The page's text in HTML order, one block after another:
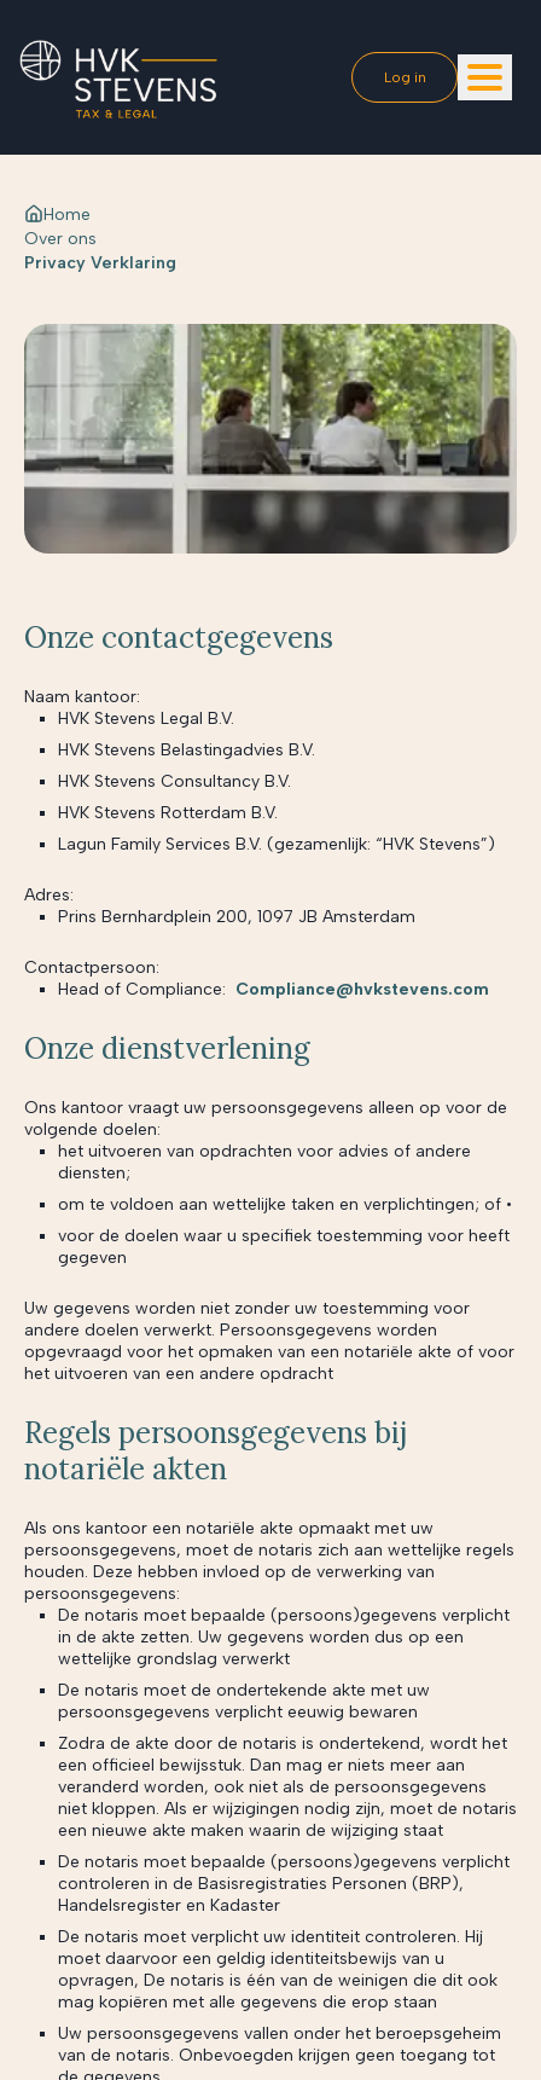
Log in
Home
Over ons
Privacy Verklaring
Onze contactgegevens
Naam kantoor:
HVK Stevens Legal B.V.
HVK Stevens Belastingadvies B.V.
HVK Stevens Consultancy B.V.
HVK Stevens Rotterdam B.V.
Lagun Family Services B.V. (gezamenlijk: “HVK Stevens”)
Adres:
Prins Bernhardplein 200, 1097 JB Amsterdam
Contactpersoon:
Head of Compliance: Compliance@hvkstevens.com
Onze dienstverlening
Ons kantoor vraagt uw persoonsgegevens alleen op voor de
volgende doelen:
het uitvoeren van opdrachten voor advies of andere
diensten;
om te voldoen aan wettelijke taken en verplichtingen; of •
voor de doelen waar u specifiek toestemming voor heeft
gegeven
Uw gegevens worden niet zonder uw toestemming voor
andere doelen verwerkt. Persoonsgegevens worden
opgevraagd voor het opmaken van een notariële akte of voor
het uitvoeren van een andere opdracht
Regels persoonsgegevens bij
notariële akten
Als ons kantoor een notariële akte opmaakt met uw
persoonsgegevens, moet de notaris zich aan wettelijke regels
houden. Deze hebben invloed op de verwerking van
persoonsgegevens:
De notaris moet bepaalde (persoons)gegevens verplicht
in de akte zetten. Uw gegevens worden dus op een
wettelijke grondslag verwerkt
De notaris moet de ondertekende akte met uw
persoonsgegevens verplicht eeuwig bewaren
Zodra de akte door de notaris is ondertekend, wordt het
een officieel bewijsstuk. Dan mag er niets meer aan
veranderd worden, ook niet als de persoonsgegevens
niet kloppen. Als er wijzigingen nodig zijn, moet de notaris
een nieuwe akte maken waarin de wijziging staat
De notaris moet bepaalde (persoons)gegevens verplicht
controleren in de Basisregistraties Personen (BRP),
Handelsregister en Kadaster
De notaris moet verplicht uw identiteit controleren. Hij
moet daarvoor een geldig identiteitsbewijs van u
opvragen, De notaris is één van de weinigen die dit ook
mag kopiëren met alle gegevens die erop staan
Uw persoonsgegevens vallen onder het beroepsgeheim
van de notaris. Onbevoegden krijgen geen toegang tot